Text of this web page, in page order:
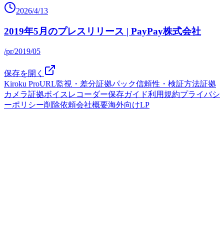
2026/4/13
2019年5月のプレスリリース | PayPay株式会社
/pr/2019/05
保存を開く
Kiroku ProURL監視・差分証拠パック信頼性・検証方法証拠
カメラ証拠ボイスレコーダー保存ガイド利用規約プライバシ
ーポリシー削除依頼会社概要海外向けLP